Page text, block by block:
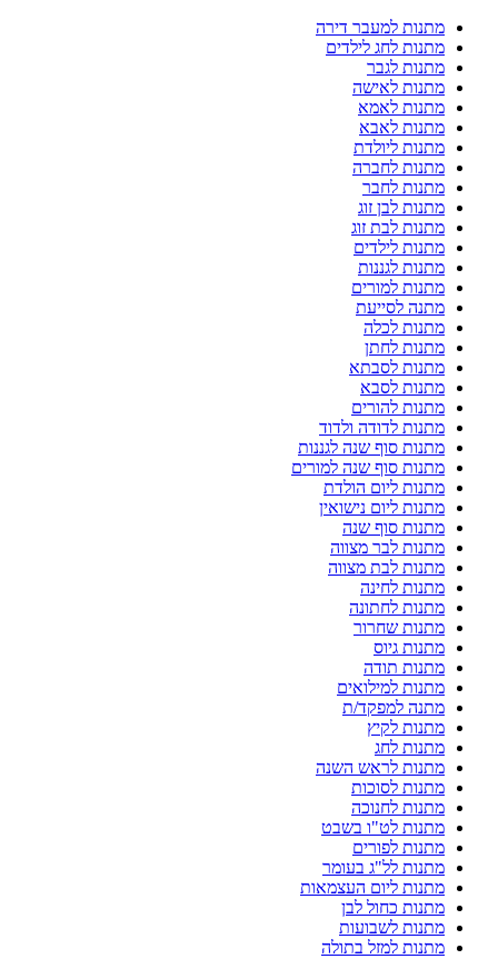
מתנות למעבר דירה
מתנות לחג לילדים
מתנות לגבר
מתנות לאישה
מתנות לאמא
מתנות לאבא
מתנות ליולדת
מתנות לחברה
מתנות לחבר
מתנות לבן זוג
מתנות לבת זוג
מתנות לילדים
מתנות לגננות
מתנות למורים
מתנה לסייעת
מתנות לכלה
מתנות לחתן
מתנות לסבתא
מתנות לסבא
מתנות להורים
מתנות לדודה ולדוד
מתנות סוף שנה לגננות
מתנות סוף שנה למורים
מתנות ליום הולדת
מתנות ליום נישואין
מתנות סוף שנה
מתנות לבר מצווה
מתנות לבת מצווה
מתנות לחינה
מתנות לחתונה
מתנות שחרור
מתנות גיוס
מתנות תודה
מתנות למילואים
מתנה למפקד/ת
מתנות לקיץ
מתנות לחג
מתנות לראש השנה
מתנות לסוכות
מתנות לחנוכה
מתנות לט"ו בשבט
מתנות לפורים
מתנות לל"ג בעומר
מתנות ליום העצמאות
מתנות כחול לבן
מתנות לשבועות
מתנות למזל בתולה